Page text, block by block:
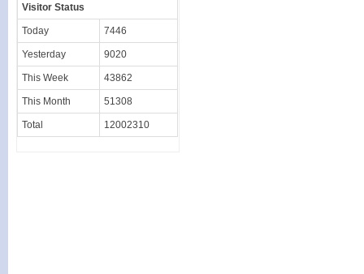
Visitor Status
Today 7446
Yesterday 9020
This Week 43862
This Month 51308
Total 12002310